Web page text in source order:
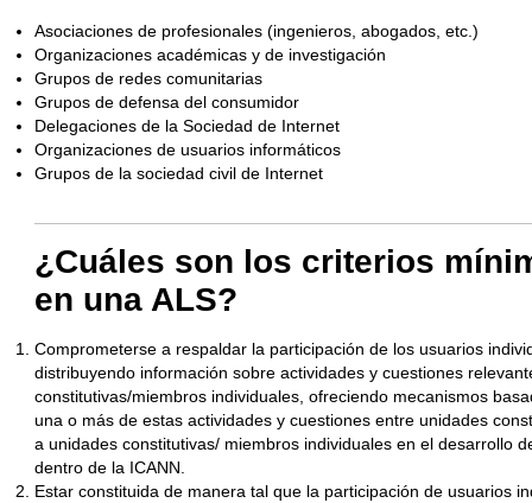
Asociaciones de profesionales (ingenieros, abogados, etc.)
Organizaciones académicas y de investigación
Grupos de redes comunitarias
Grupos de defensa del consumidor
Delegaciones de la Sociedad de Internet
Organizaciones de usuarios informáticos
Grupos de la sociedad civil de Internet
¿Cuáles son los criterios
en una ALS?
Comprometerse a respaldar la participación de los usuarios
distribuyendo información sobre actividades y cuestiones
constitutivas/miembros individuales, ofreciendo mecanismos
una o más de estas actividades y cuestiones entre unidades
a unidades constitutivas/ miembros individuales en el desarrollo
dentro de la ICANN.
Estar constituida de manera tal que la participación de usuarios